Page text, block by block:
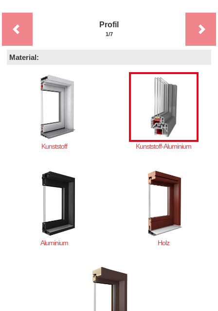
Profil
1/7
Material:
Kunststoff Kunststoff-Aluminium
Aluminium Holz